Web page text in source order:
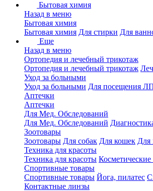
Бытовая химия
Назад в меню
Бытовая химия
Бытовая химия Для стирки Для
Еще
Назад в меню
Ортопедия и лечебный трикотаж
Ортопедия и лечебный трикотаж
Уход за больными
Уход за больными Для посещения
Аптечки
Аптечки
Для Мед. Обследований
Для Мед. Обследований
Зоотовары
Зоотовары Для собак Для кошек Для
Техника для красоты
Техника для красоты
Спортивные товары
Спортивные товары Йога, пилатес
Контактные линзы